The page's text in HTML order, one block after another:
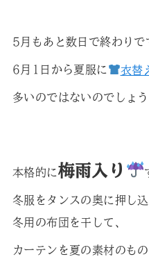
5月もあと数日で終わりで
6月1日から夏服に 衣替
多いのではないのでしょう
本格的に梅雨入り
冬服をタンスの奥に押し込
冬用の布団を干して、
カーテンを夏の素材のも